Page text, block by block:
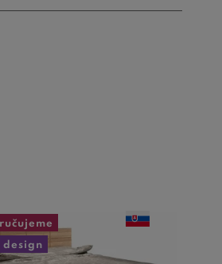
design